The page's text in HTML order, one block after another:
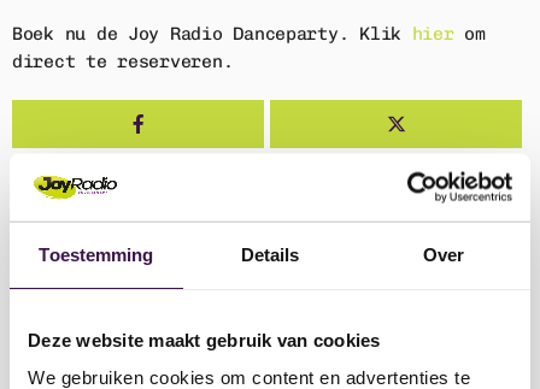
Toestemming Details Over
Deze website maakt gebruik van cookies
We gebruiken cookies om content en advertenties te
ACTIE
Win een glamping-verblijf voor
2 personen tijdens het TT-
Boek nu de Joy Radio Danceparty. Klik hierom
direct te reserveren.
Zoeken